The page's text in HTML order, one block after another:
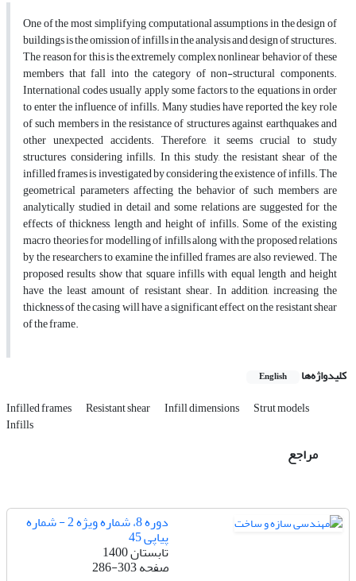
One of the most simplifying computational assumptions in the design of
buildings is the omission of infills in the analysis and design of structures.
The reason for this is the extremely complex nonlinear behavior of these
members that fall into the category of non-structural components.
International codes usually apply some factors to the equations in order
to enter the influence of infills. Many studies have reported the key role
of such members in the resistance of structures against earthquakes and
other unexpected accidents. Therefore, it seems crucial to study
structures considering infills. In this study, the resistant shear of the
infilled frames is investigated by considering the existence of infills. The
geometrical parameters affecting the behavior of such members are
analytically studied in detail and some relations are suggested for the
effects of thickness, length and height of infills. Some of the existing
macro theories for modelling of infills along with the proposed relations
by the researchers to examine the infilled frames are also reviewed. The
proposed results show that square infills with equal length and height
have the least amount of resistant shear. In addition, increasing the
thickness of the casing will have a significant effect on the resistant shear
of the frame.
کلیدواژه‌ها English
Infilled frames Resistant shear Infill dimensions Strut models
Infills
مراجع
دوره 8، شماره ویژه 2 - شماره
پیاپی 45
تابستان 1400
صفحه286-303